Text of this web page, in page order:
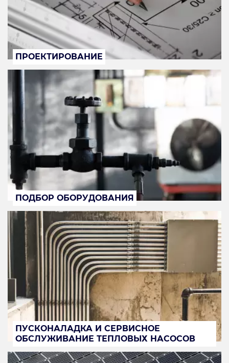
ПРОЕКТИРОВАНИЕ
ПОДБОР ОБОРУДОВАНИЯ
ПУСКОНАЛАДКА И СЕРВИСНОЕ
ОБСЛУЖИВАНИЕ ТЕПЛОВЫХ НАСОСОВ